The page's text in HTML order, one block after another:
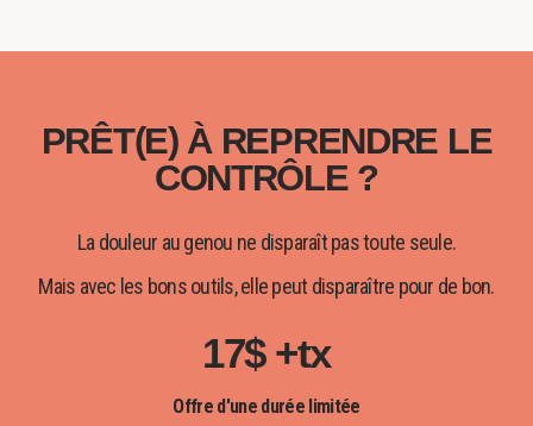
PRÊT(E) À REPRENDRE LE
CONTRÔLE ?
La douleur au genou ne disparaît pas toute seule.
Mais avec les bons outils, elle peut disparaître pour de bon.
17$ +tx
Offre d'une durée limitée